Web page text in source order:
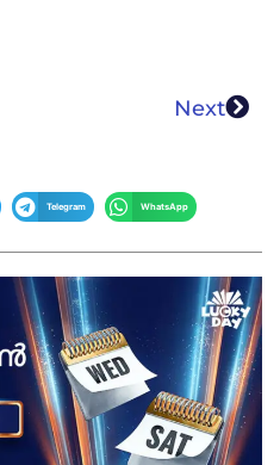
Next
Telegram WhatsApp